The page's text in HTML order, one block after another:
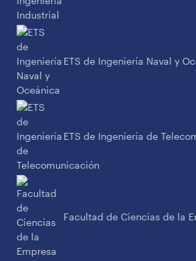
ETS de Ingeniería Naval y
ETS de Ingeniería de
Facultad de Ciencias de la